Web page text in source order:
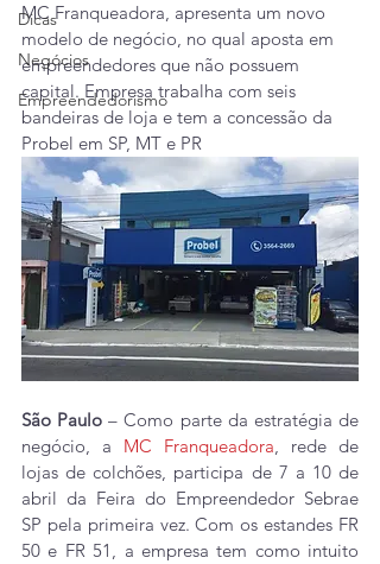
Dicas
Negócios
Empreendedorismo
MC Franqueadora, apresenta um novo
modelo de negócio, no qual aposta em
empreendedores que não possuem
capital. Empresa trabalha com seis
bandeiras de loja e tem a concessão da
Probel em SP, MT e PR
São Paulo – Como parte da estratégia de
negócio, a MC Franqueadora, rede de
lojas de colchões, participa de 7 a 10 de
abril da Feira do Empreendedor Sebrae
SP pela primeira vez. Com os estandes FR
50 e FR 51, a empresa tem como intuito